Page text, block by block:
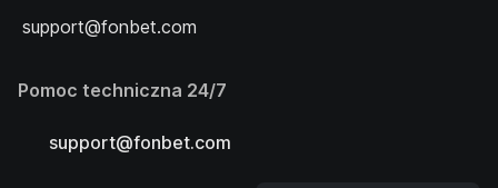
support@fonbet.com
Pomoc techniczna 24/7
support@fonbet.com